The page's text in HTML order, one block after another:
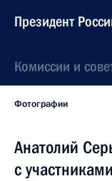
Президент
Комиссии и
Фотографии
Анатолий
с